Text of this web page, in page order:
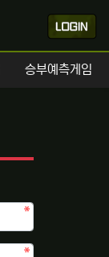
승부예측게임